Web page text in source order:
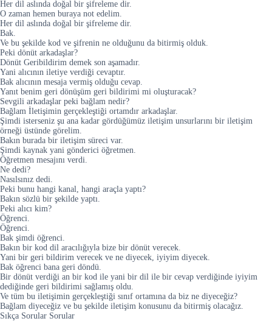
Her dil aslında doğal bir şifreleme dir.
O zaman hemen buraya not edelim.
Her dil aslında doğal bir şifreleme dir.
Bak.
Ve bu şekilde kod ve şifrenin ne olduğunu da bitirmiş olduk.
Peki dönüt arkadaşlar?
Dönüt Geribildirim demek son aşamadır.
Yani alıcının iletiye verdiği cevaptır.
Bak alıcının mesaja vermiş olduğu cevap.
Yanıt benim geri dönüşüm geri bildirimi mi oluşturacak?
Sevgili arkadaşlar peki bağlam nedir?
Bağlam İletişimin gerçekleştiği ortamdır arkadaşlar.
Şimdi isterseniz şu ana kadar gördüğümüz iletişim unsurlarını bir iletişim
örneği üstünde görelim.
Bakın burada bir iletişim süreci var.
Şimdi kaynak yani gönderici öğretmen.
Öğretmen mesajını verdi.
Ne dedi?
Nasılsınız dedi.
Peki bunu hangi kanal, hangi araçla yaptı?
Bakın sözlü bir şekilde yaptı.
Peki alıcı kim?
Öğrenci.
Öğrenci.
Bak şimdi öğrenci.
Bakın bir kod dil aracılığıyla bize bir dönüt verecek.
Yani bir geri bildirim verecek ve ne diyecek, iyiyim diyecek.
Bak öğrenci bana geri döndü.
Bir dönüt verdiği an bir kod ile yani bir dil ile bir cevap verdiğinde iyiyim
dediğinde geri bildirimi sağlamış oldu.
Ve tüm bu iletişimin gerçekleştiği sınıf ortamına da biz ne diyeceğiz?
Bağlam diyeceğiz ve bu şekilde iletişim konusunu da bitirmiş olacağız.
Sıkça Sorular Sorular